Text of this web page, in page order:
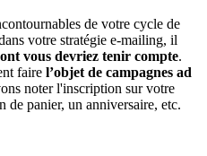
de votre cycle de
votre stratégie e-mailing, il
vous devriez tenir compte.
faire l’objet de campagnes ad
noter l'inscription sur votre
de panier, un anniversaire, etc.